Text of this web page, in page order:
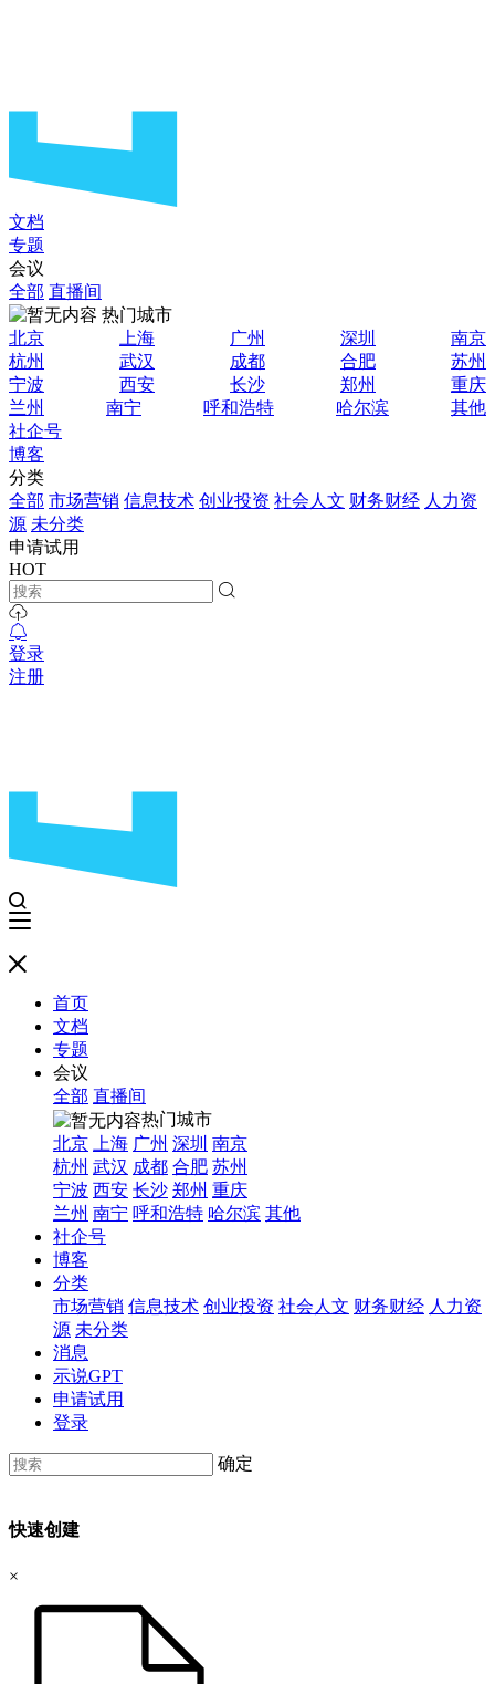
文档
专题
会议
全部 直播间
热门城市
北京
上海 广州 深圳
南京
杭州
武汉 成都 合肥
苏州
宁波
西安 长沙 郑州
重庆
兰州
南宁 呼和浩特 哈尔滨
其他
社企号
博客
分类
全部 市场营销 信息技术 创业投资 社会人文 财务财经 人力资
源 未分类
申请试用
HOT
登录
注册
首页
文档
专题
会议
全部 直播间
热门城市
北京
上海 广州 深圳 南京
杭州 武汉 成都 合肥 苏州
宁波 西安 长沙 郑州 重庆
兰州 南宁 呼和浩特 哈尔滨 其他
社企号
博客
分类
市场营销 信息技术 创业投资 社会人文 财务财经 人力资
源 未分类
消息
示说GPT
申请试用
登录
确定
快速创建
×